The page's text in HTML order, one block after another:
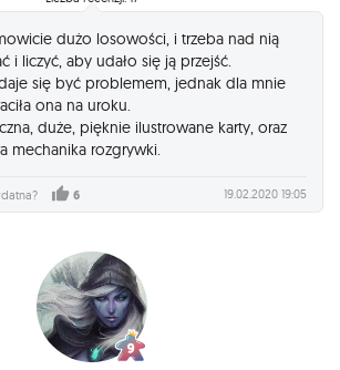
dużo losowości, i trzeba nad nią
i liczyć, aby udało się ją przejść.
się być problemem, jednak dla mnie
ona na uroku.
duże, pięknie ilustrowane karty, oraz
mechanika rozgrywki.
6 19.02.2020 19:05